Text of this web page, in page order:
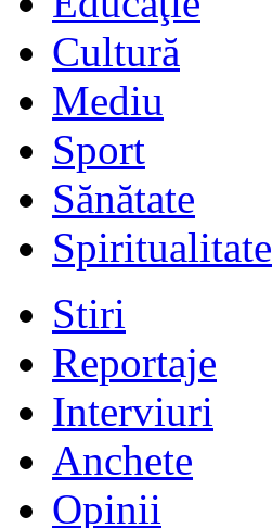
Cultură
Mediu
Sport
Sănătate
Spiritualitate
Stiri
Reportaje
Interviuri
Anchete
Opinii